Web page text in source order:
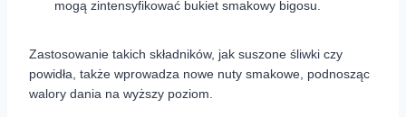
mogą zintensyfikować bukiet smakowy bigosu.
Zastosowanie takich składników, jak suszone śliwki czy
powidła, także wprowadza nowe nuty smakowe, podnosząc
walory dania na wyższy poziom.